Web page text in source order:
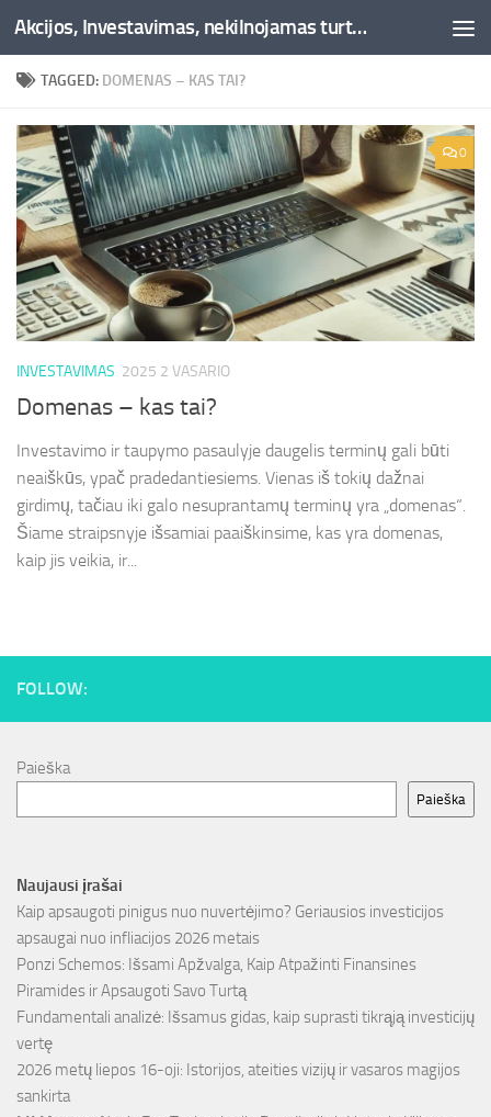
Skip to content Akcijos, Investavimas, nekilnojamas turtas, kriptovaliutos - Besociai.lt
TAGGED: DOMENAS – KAS TAI?
0
INVESTAVIMAS 2025 2 VASARIO
Domenas – kas tai?
Investavimo ir taupymo pasaulyje daugelis terminų gali būti
neaiškūs, ypač pradedantiesiems. Vienas iš tokių dažnai
girdimų, tačiau iki galo nesuprantamų terminų yra „domenas“.
Šiame straipsnyje išsamiai paaiškinsime, kas yra domenas,
kaip jis veikia, ir...
FOLLOW:
Paieška
Paieška
Naujausi įrašai
Kaip apsaugoti pinigus nuo nuvertėjimo? Geriausios investicijos
apsaugai nuo infliacijos 2026 metais
Ponzi Schemos: Išsami Apžvalga, Kaip Atpažinti Finansines
Piramides ir Apsaugoti Savo Turtą
Fundamentali analizė: Išsamus gidas, kaip suprasti tikrąją investicijų
vertę
2026 metų liepos 16-oji: Istorijos, ateities vizijų ir vasaros magijos
sankirta